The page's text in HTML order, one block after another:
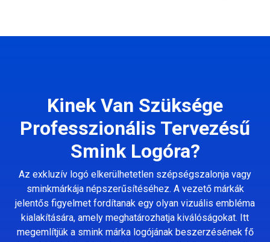
Kinek Van Szüksége
Professzionális Tervezésű
Smink Logóra?
Az exkluzív logó elkerülhetetlen szépségszalonja vagy
sminkmárkája népszerűsítéséhez. A vezető márkák
jelentős figyelmet fordítanak egy olyan vizuális embléma
kialakítására, amely meghatározhatja kiválóságokat. Itt
megemlítjük a smink márka logójának beszerzésének fő